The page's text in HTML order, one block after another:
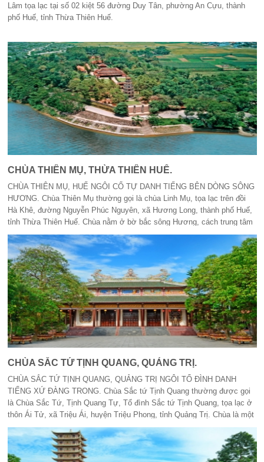
Lâm tọa lạc tại số 02 kiệt 56 đường Duy Tân, phường An Cựu, thành
phố Huế, tỉnh Thừa Thiên Huế.
CHÙA THIÊN MỤ, THỪA THIÊN HUẾ.
CHÙA THIÊN MỤ, HUẾ NGÔI CỔ TỰ DANH TIẾNG BÊN DÒNG SÔNG
HƯƠNG. Chùa Thiên Mụ thường gọi là chùa Linh Mụ, tọa lạc trên đồi
Hà Khê, đường Nguyễn Phúc Nguyên, xã Hương Long, thành phố Huế,
tỉnh Thừa Thiên Huế. Chùa nằm ở bờ bắc sông Hương, cách trung tâm
thành phố Huế 5km.
CHÙA SẮC TỨ TỊNH QUANG, QUẢNG TRỊ.
CHÙA SẮC TỨ TỊNH QUANG, QUẢNG TRỊ NGÔI TỔ ĐÌNH DANH
TIẾNG XỨ ĐÀNG TRONG. Chùa Sắc tứ Tịnh Quang thường được gọi
là Chùa Sắc Tứ, Tịnh Quang Tự, Tổ đình Sắc tứ Tịnh Quang, tọa lạc ở
thôn Ái Tử, xã Triệu Ái, huyện Triệu Phong, tỉnh Quảng Trị. Chùa là một
trong những ngôi tổ đình được xây dựng sớm và có ảnh hưởng lớn
Phật giáo xứ Đàng Trong. Chùa ban đầu có tên là Am Tịnh Độ.